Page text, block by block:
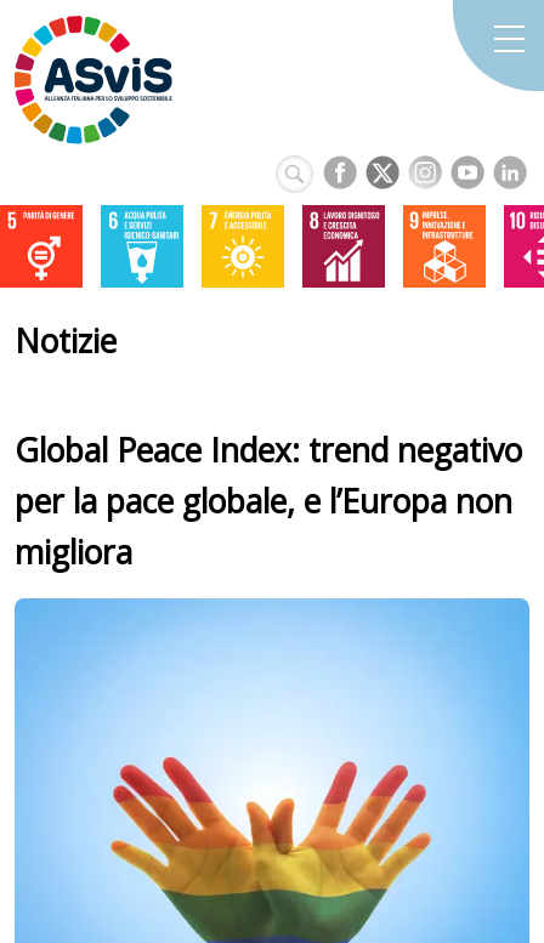
Notizie
Global Peace Index: trend negativo
per la pace globale, e l’Europa non
migliora